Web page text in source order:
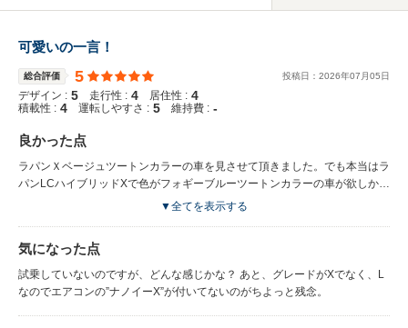
可愛いの一言！
総合評価 5 投稿日： 2026年07 月05日
デザイン : 5 走行性 : 4 居住性 : 4
積載性 : 4 運転しやすさ : 5 維持費 : -
良かった点
ラパンＸベージュツートンカラーの車を見させて頂きました。でも本当はラ
パンLCハイブリッドXで色がフォギーブルーツートンカラーの車が欲しかっ
たんです。天気悪くて土砂降りの中、商談中ふと見るとそこにLCフォギー
ますか？で、なんか即決してしまいました！担当の方も精一杯下取りも頑張
って頂いたみたいで、来てみてよかったです。
▼全てを表示する
気になった点
試乗していないのですが、どんな感じかな？ あと、グレードがXでなく、L
なのでエアコンの”ナノイーX”が付いてないのがちよっと残念。